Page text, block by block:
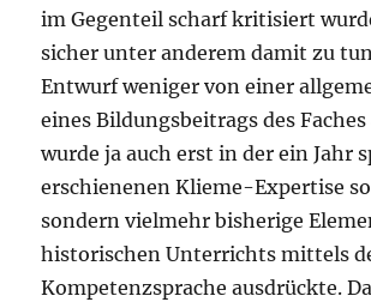
im Gegenteil scharf kritisiert
sicher unter anderem damit zu
Entwurf weniger von einer
eines Bildungsbeitrags des
wurde ja auch erst in der ein Jahr
erschienenen Klieme-Expertise
sondern vielmehr bisherige
historischen Unterrichts mittels
Kompetenzsprache ausdrückte.